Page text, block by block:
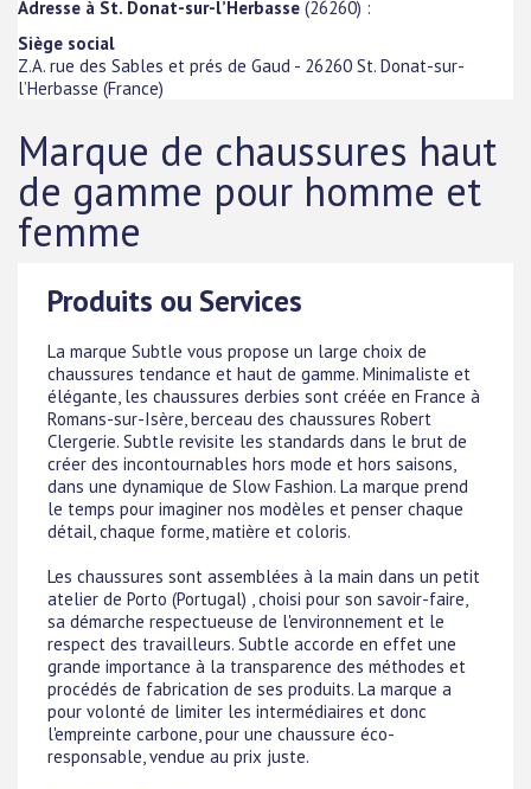
Adresse à St. Donat-sur-l’Herbasse (26260) :
Siège social
Z.A. rue des Sables et prés de Gaud - 26260 St. Donat-sur-
l’Herbasse (France)
Marque de chaussures haut
de gamme pour homme et
femme
Produits ou Services
La marque Subtle vous propose un large choix de
chaussures tendance et haut de gamme. Minimaliste et
élégante, les chaussures derbies sont créée en France à
Romans-sur-Isère, berceau des chaussures Robert
Clergerie. Subtle revisite les standards dans le brut de
créer des incontournables hors mode et hors saisons,
dans une dynamique de Slow Fashion. La marque prend
le temps pour imaginer nos modèles et penser chaque
détail, chaque forme, matière et coloris.
Les chaussures sont assemblées à la main dans un petit
atelier de Porto (Portugal) , choisi pour son savoir-faire,
sa démarche respectueuse de l'environnement et le
respect des travailleurs. Subtle accorde en effet une
grande importance à la transparence des méthodes et
procédés de fabrication de ses produits. La marque a
pour volonté de limiter les intermédiaires et donc
l'empreinte carbone, pour une chaussure éco-
responsable, vendue au prix juste.